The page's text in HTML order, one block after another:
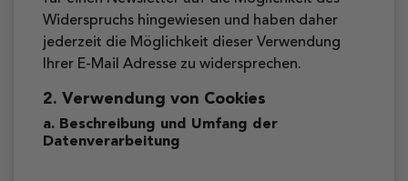
Widerspruchs hingewiesen und haben daher
jederzeit die Möglichkeit dieser Verwendung
Ihrer E-Mail Adresse zu widersprechen.
2. Verwendung von Cookies
a. Beschreibung und Umfang der
Datenverarbeitung